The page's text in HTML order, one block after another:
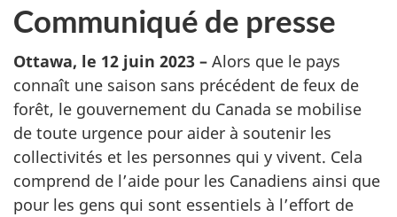
Communiqué de presse
Ottawa, le 12 juin 2023 – Alors que le pays
connaît une saison sans précédent de feux de
forêt, le gouvernement du Canada se mobilise
de toute urgence pour aider à soutenir les
collectivités et les personnes qui y vivent. Cela
comprend de l’aide pour les Canadiens ainsi que
pour les gens qui sont essentiels à l’effort de